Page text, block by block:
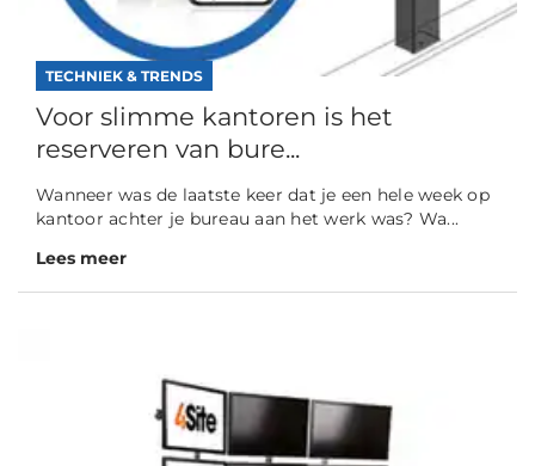
TECHNIEK & TRENDS
Voor slimme kantoren is het
reserveren van bure...
Wanneer was de laatste keer dat je een hele week op
kantoor achter je bureau aan het werk was? Wa...
Lees meer